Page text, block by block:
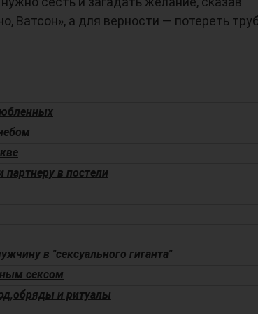
Ватсон», а для верности — потереть
партнеру в постели
в "сексуального гиганта"
сексом
и ритуалы